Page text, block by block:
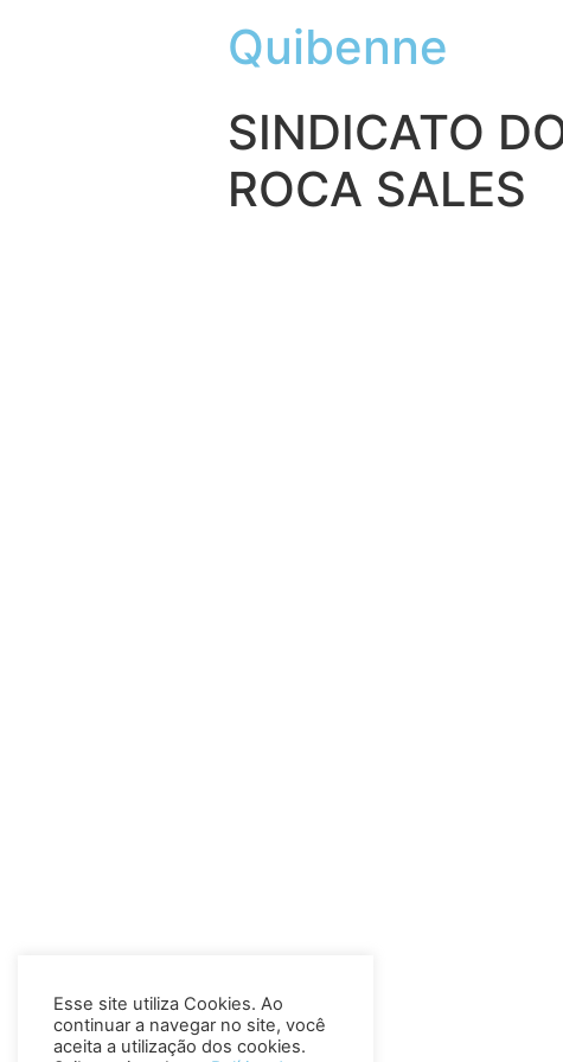
Quibenne
SINDICATO
ROCA SALES
Esse site utiliza Cookies. Ao
continuar a navegar no site, você
aceita a utilização dos cookies.